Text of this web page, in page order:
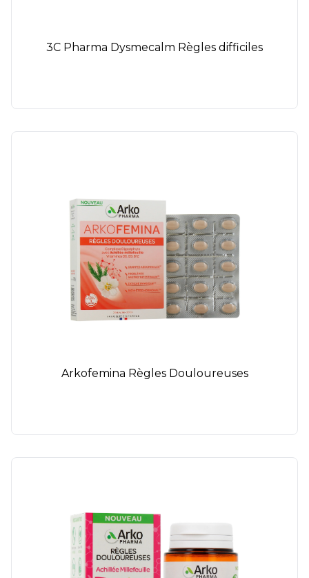
3C Pharma Dysmecalm Règles difficiles
Arkofemina Règles Douloureuses